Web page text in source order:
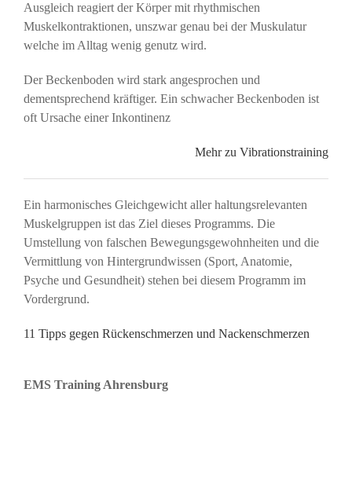
Ausgleich reagiert der Körper mit rhythmischen
Muskelkontraktionen, unszwar genau bei der Muskulatur
welche im Alltag wenig genutz wird.
Der Beckenboden wird stark angesprochen und
dementsprechend kräftiger. Ein schwacher Beckenboden ist
oft Ursache einer Inkontinenz
Mehr zu Vibrationstraining
Ein harmonisches Gleichgewicht aller haltungsrelevanten
Muskelgruppen ist das Ziel dieses Programms. Die
Umstellung von falschen Bewegungsgewohnheiten und die
Vermittlung von Hintergrundwissen (Sport, Anatomie,
Psyche und Gesundheit) stehen bei diesem Programm im
Vordergrund.
11 Tipps gegen Rückenschmerzen und Nackenschmerzen
EMS Training Ahrensburg